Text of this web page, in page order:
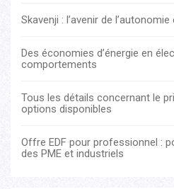
Skavenji : l’avenir de
Des économies d’énergie en
comportements
Tous les détails concernant le
options disponibles
Offre EDF pour professionnel :
des PME et industriels